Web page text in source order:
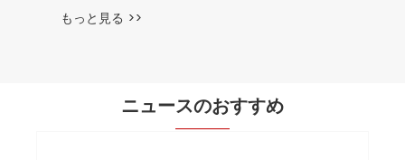
もっと見る >>
ニュースのおすすめ